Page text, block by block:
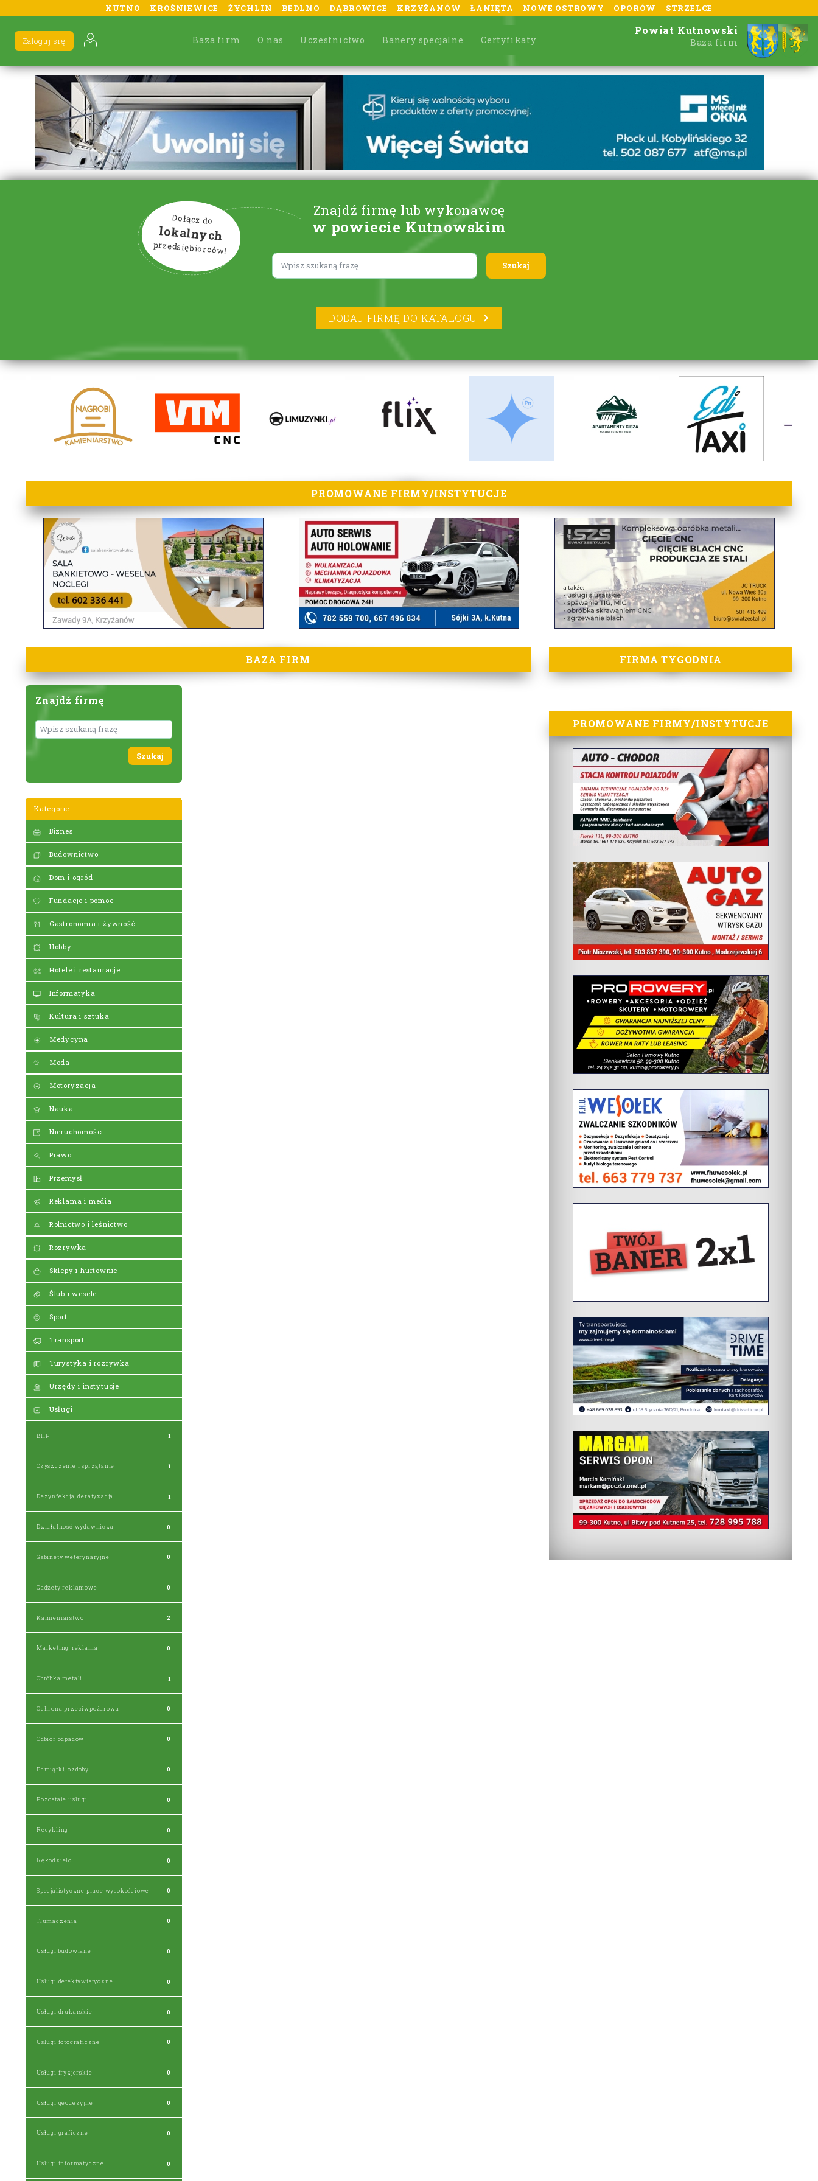
KUTNO KROŚNIEWICE ŻYCHLIN BEDLNO DĄBROWICE KRZYŻANÓW ŁANIĘTA NOWE OSTROWY OPORÓW STRZELCE
Baza firm O nas Uczestnictwo Banery specjalne Certyfikaty
Zaloguj się
Powiat Kutnowski
Baza firm
Znajdź firmę lub wykonawcę
w powiecie Kutnowskim
Dołącz do
lokalnych
przedsiębiorców!
Lorem ipsum
DODAJ FIRMĘ DO KATALOGU
lorem ipsum
PROMOWANE FIRMY/INSTYTUCJE
BAZA FIRM
Znajdź firmę
Wyszukaj
Kategorie
Biznes
Budownictwo
Dom i ogród
Fundacje i pomoc
Gastronomia i żywność
Hobby
Hotele i restauracje
Informatyka
Kultura i sztuka
Medycyna
Moda
Motoryzacja
Nauka
Nieruchomości
Prawo
Przemysł
Reklama i media
Rolnictwo i leśnictwo
Rozrywka
Sklepy i hurtownie
Ślub i wesele
Sport
Transport
Turystyka i rozrywka
Urzędy i instytucje
Usługi
BHP 1
Czyszczenie i sprzątanie 1
Dezynfekcja, deratyzacja 1
Działalność wydawnicza 0
Gabinety weterynaryjne 0
Gadżety reklamowe 0
Kamieniarstwo 2
Marketing, reklama 0
Obróbka metali 1
Ochrona przeciwpożarowa 0
Odbiór odpadów 0
Pamiątki, ozdoby 0
Pozostałe usługi 0
Recykling 0
Rękodzieło 0
Specjalistyczne prace wysokościowe 0
Tłumaczenia 0
Usługi budowlane 0
Usługi detektywistyczne 0
Usługi drukarskie 0
Usługi fotograficzne 0
Usługi fryzjerskie 0
Usługi geodezyjne 0
Usługi graficzne 0
Usługi informatyczne 0
FIRMA TYGODNIA
PROMOWANE FIRMY/INSTYTUCJE